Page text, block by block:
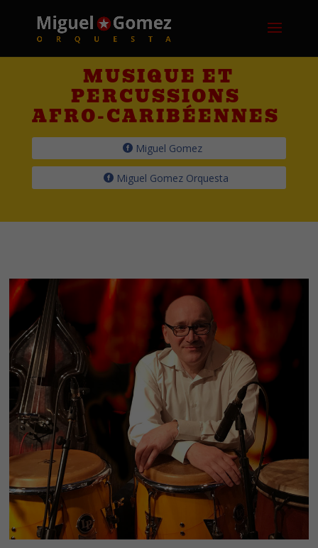
MUSIQUE ET
PERCUSSIONS
AFRO-CARIBÉENNES
Miguel Gomez
Miguel Gomez Orquesta